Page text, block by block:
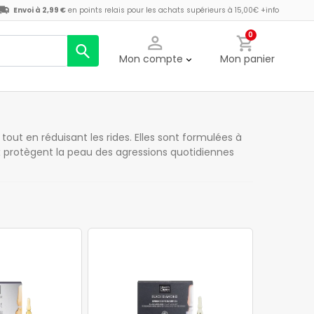
Envoi à 2,99 € en points relais pour les achats supérieurs à 15,00€ +info
Mon compte
0
Mon panier
en réduisant les rides. Elles sont formulées à
la peau des agressions quotidiennes